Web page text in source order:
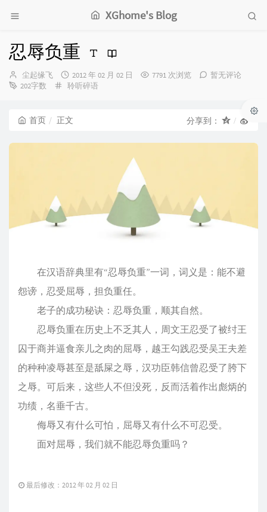
XGhome's Blog
忍辱负重
博
主：
尘起缘飞
发
布
2012 年 02 月 02 日 7791 次浏览
暂无评论
202字数
分
聆听碎语
首页 正文 分享到：
在汉语辞典里有“忍辱负重”一词，词义是：能不避
怨谤，忍受屈辱，担负重任。
老子的成功秘诀：忍辱负重，顺其自然。
忍辱负重在历史上不乏其人，周文王忍受了被纣王
囚于商并逼食亲儿之肉的屈辱，越王勾践忍受吴王夫差
的种种凌辱甚至是舐屎之辱，汉功臣韩信曾忍受了胯下
之辱。可后来，这些人不但没死，反而活着作出彪炳的
功绩，名垂千古。
侮辱又有什么可怕，屈辱又有什么不可忍受。
面对屈辱，我们就不能忍辱负重吗？
最后修改：2012 年 02 月 02 日